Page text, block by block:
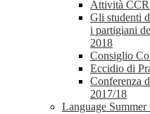
Attività
Gli studenti
i partigiani
2018
Consiglio
Eccidio di
Conferenza
2017/18
Language Summer